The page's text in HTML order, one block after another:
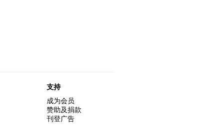
支持
成为会员
赞助及捐款
刊登广告